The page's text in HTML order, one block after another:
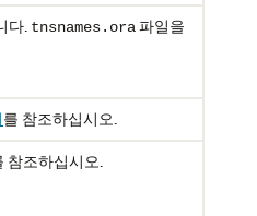
다. tnsnames.ora파일을
를 참조하십시오.
참조하십시오.